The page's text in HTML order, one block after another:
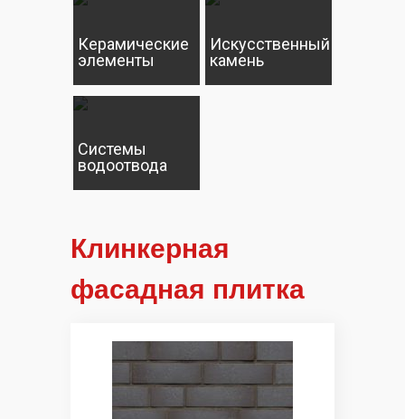
Керамические
элементы
Искусственный
камень
Системы
водоотвода
Клинкерная
фасадная плитка